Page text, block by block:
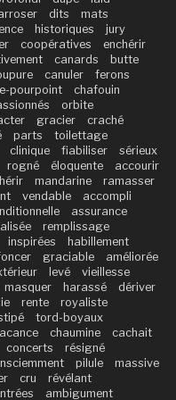
dits
mats
historiques
jury
coopératives
enchérir
canards
butte
canuler
ferons
pourpoint
chafouin
orbite
gracier
craché
parts
toilettage
clinique fiabiliser
sérieux
rogné éloquente
accourir
mandarine
ramasser
vendable
accompli
assurance
remplissage
inspirées
habillement
graciable
améliorée
levé
vieillesse
masquer harassé
dériver
rente
royaliste
tord-boyaux
chaumine
cachait
concerts
résigné
pilule
massive
cru
révélant
ambigument